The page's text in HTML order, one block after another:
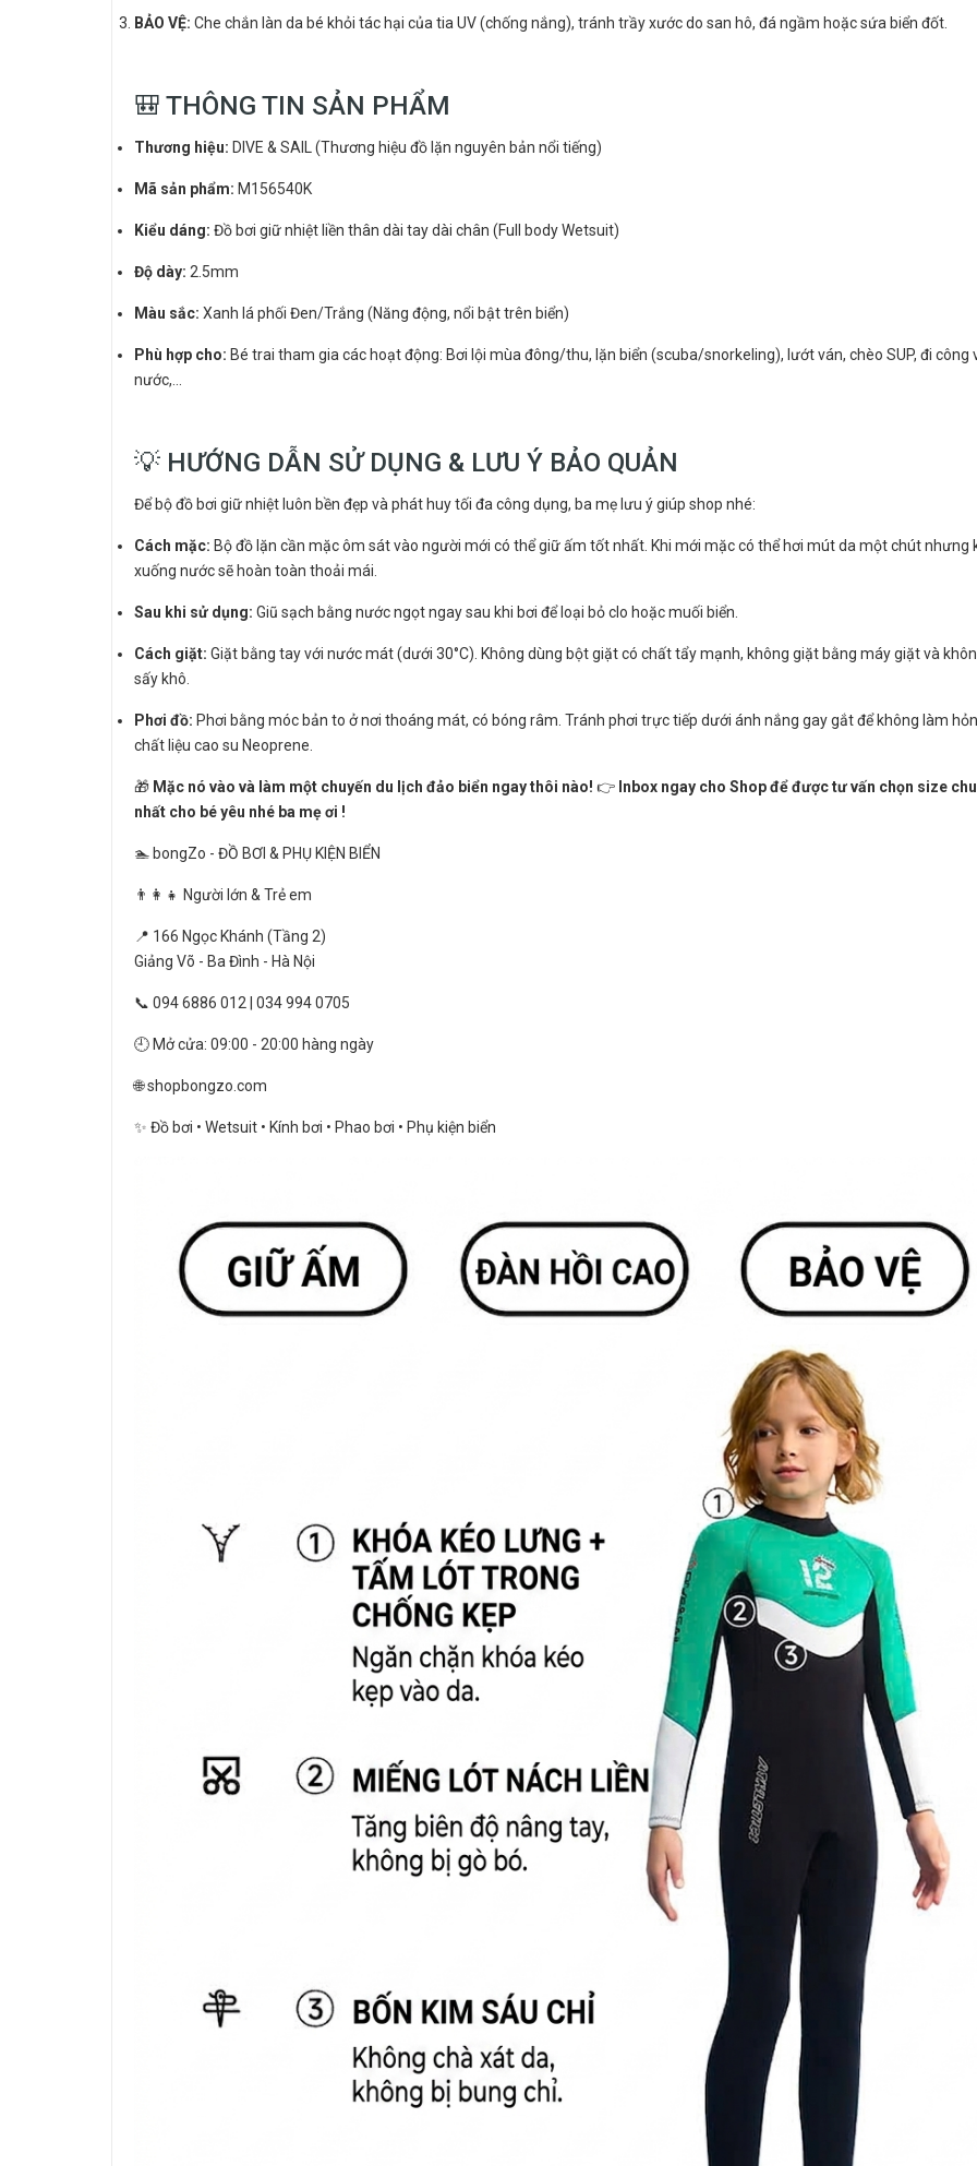
BẢO VỆ: Che chắn làn da bé khỏi tác hại của tia UV (chống nắng), tránh trầy xước do san hô, đá ngầm hoặc sứa biển đốt.
🎒 THÔNG TIN SẢN PHẨM
Thương hiệu: DIVE & SAIL (Thương hiệu đồ lặn nguyên bản nổi tiếng)
Mã sản phẩm: M156540K
Kiểu dáng: Đồ bơi giữ nhiệt liền thân dài tay dài chân (Full body Wetsuit)
Độ dày: 2.5mm
Màu sắc: Xanh lá phối Đen/Trắng (Năng động, nổi bật trên biển)
Phù hợp cho: Bé trai tham gia các hoạt động: Bơi lội mùa đông/thu, lặn biển (scuba/snorkeling), lướt ván, chèo SUP, đi công
nước,...
💡 HƯỚNG DẪN SỬ DỤNG & LƯU Ý BẢO QUẢN
Để bộ đồ bơi giữ nhiệt luôn bền đẹp và phát huy tối đa công dụng, ba mẹ lưu ý giúp shop nhé:
Cách mặc: Bộ đồ lặn cần mặc ôm sát vào người mới có thể giữ ấm tốt nhất. Khi mới mặc có thể hơi mút da một chút nhưng
xuống nước sẽ hoàn toàn thoải mái.
Sau khi sử dụng: Giũ sạch bằng nước ngọt ngay sau khi bơi để loại bỏ clo hoặc muối biển.
Cách giặt: Giặt bằng tay với nước mát (dưới 30°C). Không dùng bột giặt có chất tẩy mạnh, không giặt bằng máy giặt và
sấy khô.
Phơi đồ: Phơi bằng móc bản to ở nơi thoáng mát, có bóng râm. Tránh phơi trực tiếp dưới ánh nắng gay gắt để không làm
chất liệu cao su Neoprene.
🎁 Mặc nó vào và làm một chuyến du lịch đảo biển ngay thôi nào! 👉 Inbox ngay cho Shop để được tư vấn chọn size
nhất cho bé yêu nhé ba mẹ ơi !
🏊 bongZo - ĐỒ BƠI & PHỤ KIỆN BIỂN
👨‍👩‍👧 Người lớn & Trẻ em
📍 166 Ngọc Khánh (Tầng 2)
Giảng Võ - Ba Đình - Hà Nội
📞 094 6886 012 | 034 994 0705
🕘 Mở cửa: 09:00 - 20:00 hàng ngày
🌐 shopbongzo.com
✨ Đồ bơi • Wetsuit • Kính bơi • Phao bơi • Phụ kiện biển